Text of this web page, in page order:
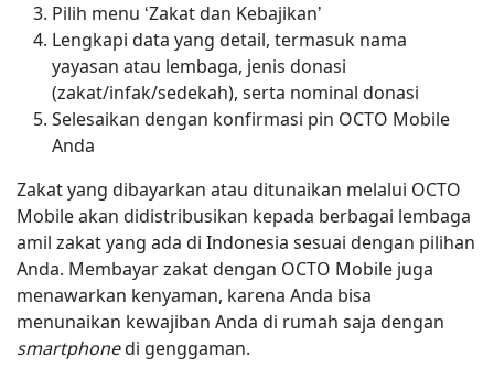
Pilih menu ‘Zakat dan Kebajikan’
Lengkapi data yang detail, termasuk nama
yayasan atau lembaga, jenis donasi
(zakat/infak/sedekah), serta nominal donasi
Selesaikan dengan konfirmasi pin OCTO Mobile
Anda
Zakat yang dibayarkan atau ditunaikan melalui OCTO
Mobile akan didistribusikan kepada berbagai lembaga
amil zakat yang ada di Indonesia sesuai dengan pilihan
Anda. Membayar zakat dengan OCTO Mobile juga
menawarkan kenyaman, karena Anda bisa
menunaikan kewajiban Anda di rumah saja dengan
smartphonedi genggaman.